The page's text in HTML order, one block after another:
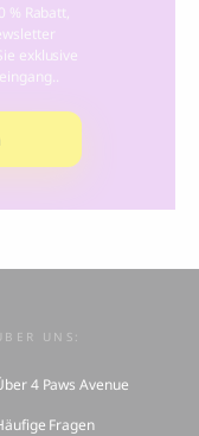
% Rabatt,
exklusive
UNS:
4 Paws Avenue
Fragen